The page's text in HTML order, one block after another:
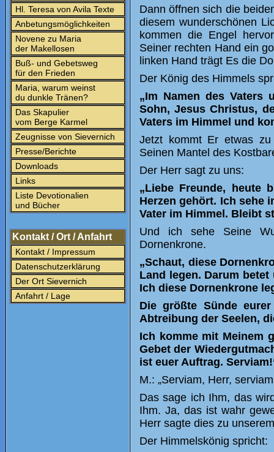
Hl. Teresa von Avila Texte
Anbetungsmöglichkeiten
Novene zu Maria
der Makellosen
Buß- und Gebetsweg
für den Frieden
Maria, warum weinst
du dunkle Tränen?
Das Skapulier
vom Berge Karmel
Zeugnisse von Sievernich
Presse/Berichte
Downloads
Links
Liste Devotionalien
und Bücher
Kontakt / Ort / Anfahrt
Kontakt / Impressum
Datenschutzerklärung
Der Ort Sievernich
Anfahrt / Lage
Dann öffnen sich die
diesem wunderschönen
kommen die Engel
Seiner rechten Hand ein
linken Hand trägt Es die
Der König des Himmels
„Im Namen des Vaters
Sohn, Jesus Christus,
Vaters im Himmel und
Jetzt kommt Er etwas
Seinen Mantel des
Der Herr sagt zu uns:
„Liebe Freunde, heute
Herzen gehört. Ich sehe
Vater im Himmel. Bleibt
Und ich sehe Seine
Dornenkrone.
„Schaut, diese
Land legen. Darum
Ich diese Dornenkrone
Die größte Sünde
Abtreibung der Seelen,
Ich komme mit Meinem
Gebet der
ist euer Auftrag.
M.: „Serviam, Herr,
Das sage ich Ihm, das
Ihm. Ja, das ist wahr
Herr sagte dies zu
Der Himmelskönig spricht: